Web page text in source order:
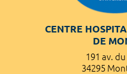
CENTRE
DE
191 av.
34295